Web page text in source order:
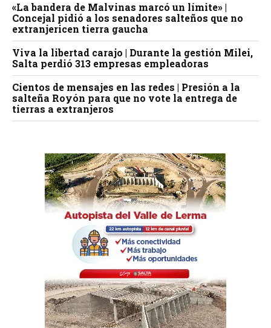
«La bandera de Malvinas marcó un límite» |
Concejal pidió a los senadores salteños que no
extranjericen tierra gaucha
Viva la libertad carajo | Durante la gestión Milei,
Salta perdió 313 empresas empleadoras
Cientos de mensajes en las redes | Presión a la
salteña Royón para que no vote la entrega de
tierras a extranjeros